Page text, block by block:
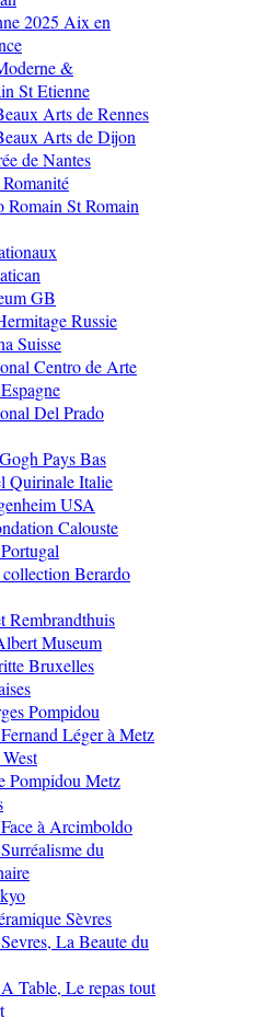
2025 Aix en
&
St Etienne
Arts de Rennes
Arts de Dijon
de Nantes
Romain St Romain
GB
Russie
Suisse
Centro de Arte
Del Prado
Pays Bas
Quirinale Italie
USA
Calouste
Berardo
Rembrandthuis
Museum
Bruxelles
Pompidou
Léger à Metz
Pompidou Metz
à Arcimboldo
du
Sèvres
La Beaute du
Table, Le repas tout